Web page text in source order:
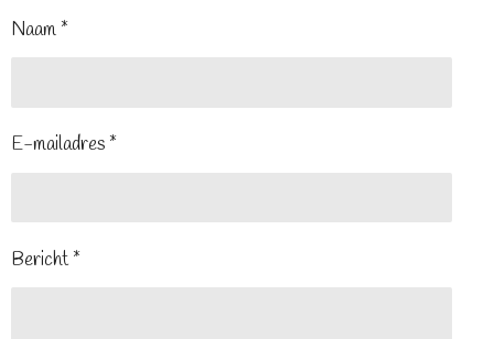
Naam *
E-mailadres *
Bericht *